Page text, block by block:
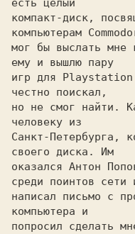
есть целый
компакт-диск,
компьютерам
мог бы выслать мне
ему и вышлю пару
игр для
честно поискал,
но не смог найти.
человеку из
Санкт-Петербурга,
своего диска. Им
оказался Антон
среди поинтов сети
написал письмо с
компьютера и
попросил сделать